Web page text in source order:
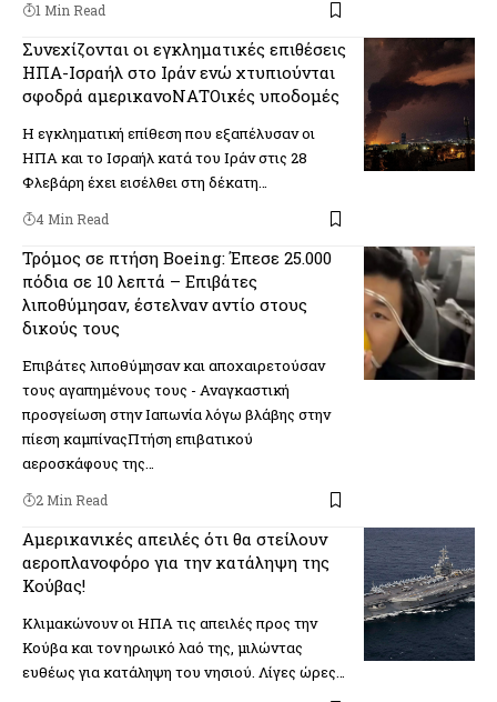
1 Min Read
Συνεχίζονται οι εγκληματικές επιθέσεις
ΗΠΑ-Ισραήλ στο Ιράν ενώ χτυπιούνται
σφοδρά αμερικανοΝΑΤΟικές υποδομές
H εγκληματική επίθεση που εξαπέλυσαν οι
ΗΠΑ και το Ισραήλ κατά του Ιράν στις 28
Φλεβάρη έχει εισέλθει στη δέκατη…
4 Min Read
Τρόμος σε πτήση Boeing: Έπεσε 25.000
πόδια σε 10 λεπτά – Επιβάτες
λιποθύμησαν, έστελναν αντίο στους
δικούς τους
Επιβάτες λιποθύμησαν και αποχαιρετούσαν
τους αγαπημένους τους - Αναγκαστική
προσγείωση στην Ιαπωνία λόγω βλάβης στην
πίεση καμπίναςΠτήση επιβατικού
αεροσκάφους της…
2 Min Read
Αμερικανικές απειλές ότι θα στείλουν
αεροπλανοφόρο για την κατάληψη της
Κούβας!
Κλιμακώνουν οι ΗΠΑ τις απειλές προς την
Κούβα και τον ηρωικό λαό της, μιλώντας
ευθέως για κατάληψη του νησιού. Λίγες ώρες…